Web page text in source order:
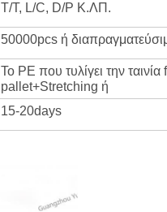
T/T, L/C, D/P Κ.ΛΠ.
50000pcs ή
Το PE που τυλίγει την
pallet+Stretching ή
15-20days